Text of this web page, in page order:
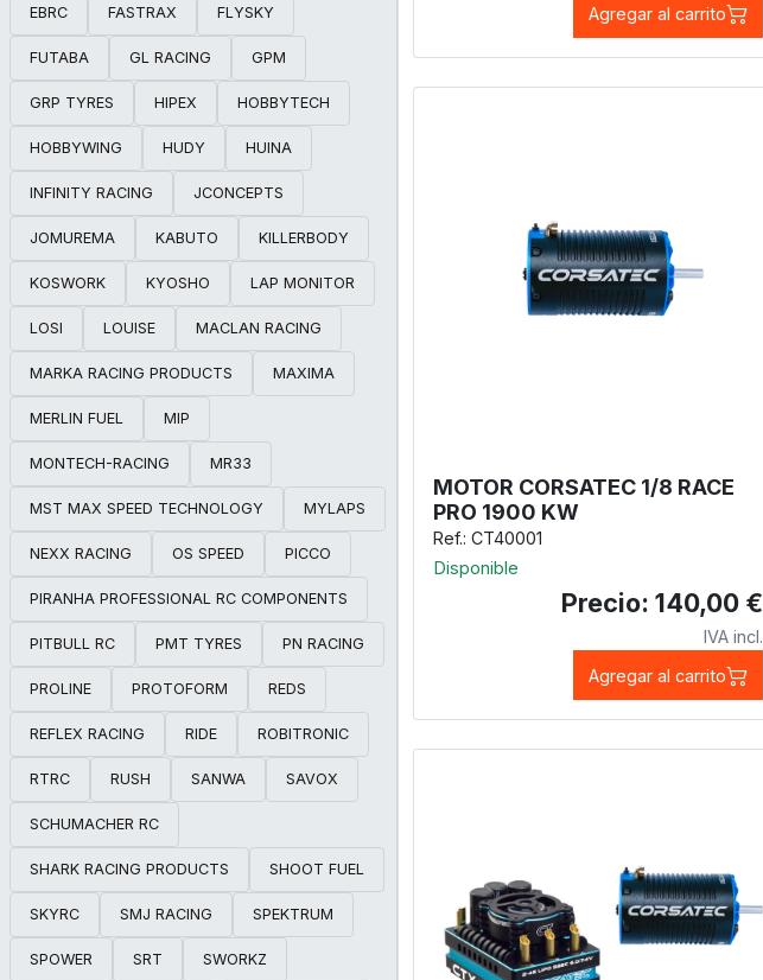
EBRC FASTRAX FLYSKY
FUTABA GL RACING GPM
GRP TYRES HIPEX HOBBYTECH
HOBBYWING HUDY HUINA
INFINITY RACING JCONCEPTS
JOMUREMA KABUTO KILLERBODY
KOSWORK KYOSHO LAP MONITOR
LOSI LOUISE MACLAN RACING
MARKA RACING PRODUCTS MAXIMA
MERLIN FUEL MIP
MONTECH-RACING MR33
MST MAX SPEED TECHNOLOGY MYLAPS
NEXX RACING OS SPEED PICCO
PIRANHA PROFESSIONAL RC COMPONENTS
PITBULL RC PMT TYRES PN RACING
PROLINE PROTOFORM REDS
REFLEX RACING RIDE ROBITRONIC
RTRC RUSH SANWA SAVOX
SCHUMACHER RC
SHARK RACING PRODUCTS SHOOT FUEL
SKYRC SMJ RACING SPEKTRUM
SPOWER SRT SWORKZ
Agregar al carrito
MOTOR CORSATEC 1/8 RACE
PRO 1900 KW
Ref.: CT40001
Disponible
Precio: 140,00 €
IVA incl.
Agregar al carrito